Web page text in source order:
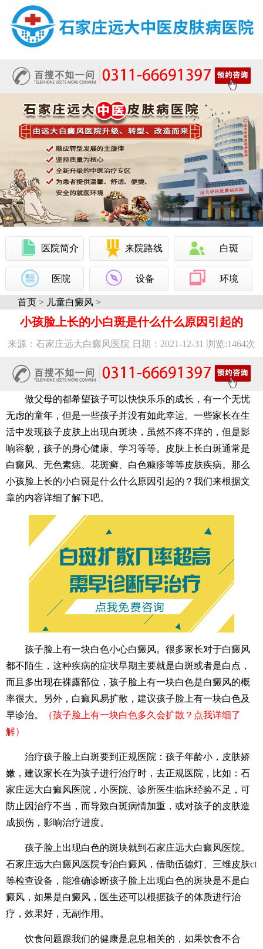
医院简介 来院路线 白斑
医院 设备 环境
首页 > 儿童白癜风 >
小孩脸上长的小白斑是什么什么原因引起的
来源：石家庄远大白癜风医院 日期：2021-12-31 浏览:1464次
做父母的都希望孩子可以快快乐乐的成长，有一个无忧
无虑的童年，但是一些孩子并没有如此幸运。一些家长在生
活中发现孩子皮肤上出现白斑块，虽然不疼不痒的，但是影
响容貌，孩子的身心健康、学习等等。皮肤上长白斑通常是
白癜风、无色素痣、花斑癣、白色糠疹等等皮肤疾病。那么
小孩脸上长的小白斑是什么什么原因引起的？我们来根据文
章的内容详细了解下吧。
孩子脸上有一块白色小心白癜风。很多家长对于白癜风
都不陌生，这种疾病的症状早期主要就是白斑或者是白点，
而且多出现在裸露部位，孩子脸上有一块白色是白癜风的概
率很大。另外，白癜风易扩散，建议孩子脸上有一块白色及
早诊治。
（孩子脸上有一块白色多久会扩散？点我详细了
解）
治疗孩子脸上白斑要到正规医院：孩子年龄小，皮肤娇
嫩，建议家长在为孩子进行治疗时，去正规医院，比如：石
家庄远大白癜风医院，小医院、诊所医生临床经验不足，可
防止因治疗不当，而导致白斑病情加重，或对孩子的皮肤造
成损伤，影响治疗进度。
孩子脸上出现白色的斑块就到石家庄远大白癜风医院。
石家庄远大白癜风医院专治白癜风，借助伍德灯、三维皮肤ct
等检查设备，能准确诊断孩子脸上出现白色的斑块是不是白
癜风，如果是白癜风，医生还可以根据孩子的体质进行治
疗，效果好，无副作用。
饮食问题跟我们的健康是息息相关的，如果饮食不合